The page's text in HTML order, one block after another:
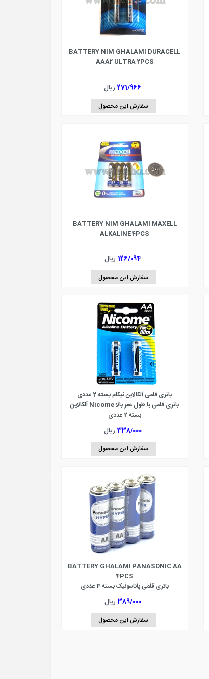
BATTERY NIM GHALAMI DURACELL
AAA2 ULTRA 2PCS
271/966ریال
سفارش این محصول
BATTERY NIM GHALAMI MAXELL
ALKALINE 4PCS
126/094 ریال
سفارش این محصول
باتری قلمی آلکالاین نیکام بسته 2 عددی
باتری قلمی با طول عمر بالا Nicome آلکالاین
بسته 2 عددی
338/000ریال
سفارش این محصول
BATTERY GHALAMI PANASONIC AA
4PCS
باتری قلمی پاناسونیک بسته 4 عددی
389/000ریال
سفارش این محصول